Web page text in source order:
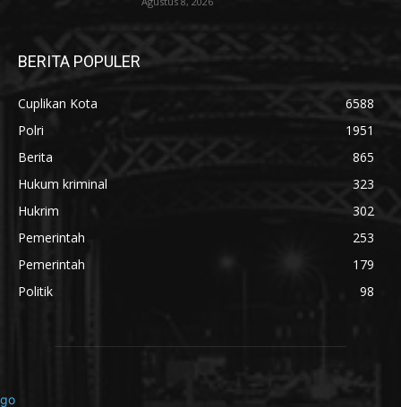
BERITA POPULER
Cuplikan Kota
6588
Polri
1951
Berita
865
Hukum kriminal
323
Hukrim
302
Pemerintah
253
Pemerintah
179
Politik
98